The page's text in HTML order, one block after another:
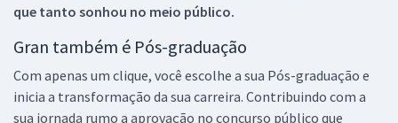
que tanto sonhou no meio público.
Gran também é Pós-graduação
Com apenas um clique, você escolhe a sua Pós-graduação e
inicia a transformação da sua carreira. Contribuindo com a
sua jornada rumo a aprovação no concurso público que